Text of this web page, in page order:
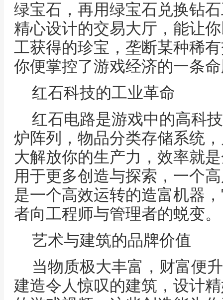
绿宝石，再用绿宝石兑换钻
精心设计的交易大厅，能让
工获得的珍宝，垄断某种稀
你便掌控了游戏经济的一条
红石科技的工业革命
红石电路是游戏中的高科
炉阵列，物品分类存储系统
大解放你的生产力，效率就
用于更多创造与探索，一个
是一个高效运转的造富机器
者向工程师与管理者的蜕变。
艺术与建筑的品牌价值
当物质极大丰富，财富便
建造令人惊叹的建筑，设计